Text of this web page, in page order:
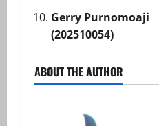
Gerry Purnomoaji
(202510054)
ABOUT THE AUTHOR